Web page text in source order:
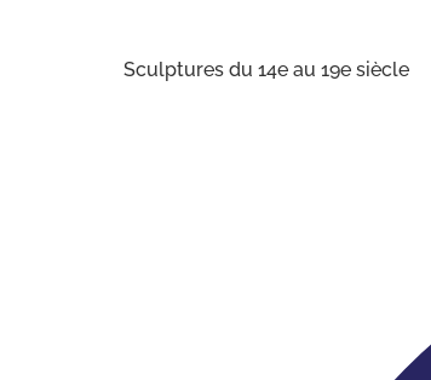
Sculptures du 14e au 19e siècle